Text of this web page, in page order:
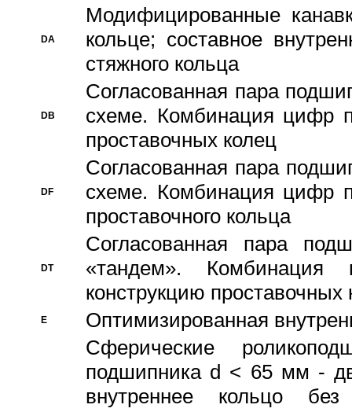
DA
Модифицированные
кольце; составное
стяжного кольца
DB
Согласованная пара
схеме. Комбинация цифр
проставочных колец
DF
Согласованная пара
схеме. Комбинация цифр
проставочного кольца
DT
Согласованная пара
«тандем».
конструкцию проставочных
E
Оптимизированная
Сферические
подшипника d < 65 мм -
внутреннее кольцо